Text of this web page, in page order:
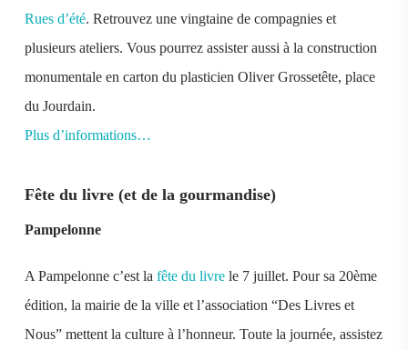
Rues d’été. Retrouvez une vingtaine de compagnies et
plusieurs ateliers. Vous pourrez assister aussi à la construction
monumentale en carton du plasticien Oliver Grossetête, place
du Jourdain.
Plus d’informations…
Fête du livre (et de la gourmandise)
Pampelonne
A Pampelonne c’est lafête du livre le 7 juillet. Pour sa 20ème
édition, la mairie de la ville et l’association “Des Livres et
Nous” mettent la culture à l’honneur. Toute la journée, assistez